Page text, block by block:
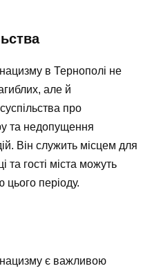
в Тернополі не
але й
про
та недопущення
Він служить місцем для
та гості міста можуть
цього періоду.
є важливою